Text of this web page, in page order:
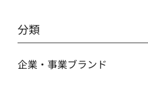
分類
企業・事業ブランド